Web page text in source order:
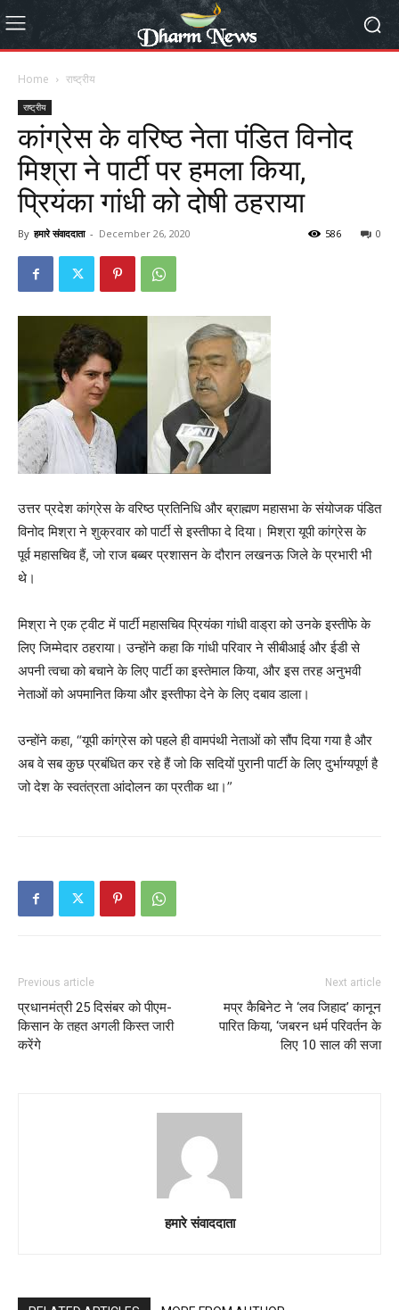
Home राष्ट्रीय
राष्ट्रीय
कांग्रेस के वरिष्ठ नेता पंडित विनोद
मिश्रा ने पार्टी पर हमला किया,
प्रियंका गांधी को दोषी ठहराया
By हमारे संवाददाता - December 26, 2020 0
586
उत्तर प्रदेश कांग्रेस के वरिष्ठ प्रतिनिधि और ब्राह्मण महासभा के संयोजक पंडित
विनोद मिश्रा ने शुक्रवार को पार्टी से इस्तीफा दे दिया। मिश्रा यूपी कांग्रेस के
पूर्व महासचिव हैं, जो राज बब्बर प्रशासन के दौरान लखनऊ जिले के प्रभारी भी
थे।
मिश्रा ने एक ट्वीट में पार्टी महासचिव प्रियंका गांधी वाड्रा को उनके इस्तीफे के
लिए जिम्मेदार ठहराया। उन्होंने कहा कि गांधी परिवार ने सीबीआई और ईडी से
अपनी त्वचा को बचाने के लिए पार्टी का इस्तेमाल किया, और इस तरह अनुभवी
नेताओं को अपमानित किया और इस्तीफा देने के लिए दबाव डाला।
उन्होंने कहा, “यूपी कांग्रेस को पहले ही वामपंथी नेताओं को सौंप दिया गया है और
अब वे सब कुछ प्रबंधित कर रहे हैं जो कि सदियों पुरानी पार्टी के लिए दुर्भाग्यपूर्ण है
जो देश के स्वतंत्रता आंदोलन का प्रतीक था।”
Previous article
प्रधानमंत्री 25 दिसंबर को पीएम-
किसान के तहत अगली किस्त जारी
करेंगे
Next article
मप्र कैबिनेट ने ‘लव जिहाद’ कानून
पारित किया, ‘जबरन धर्म परिवर्तन के
लिए 10 साल की सजा
हमारे संवाददाता